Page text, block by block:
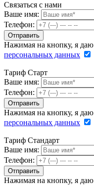
Связаться с нами
Ваше имя:
Телефон:
Нажимая на кнопку, я даю
персональных данных
Тариф Старт
Ваше имя:
Телефон:
Нажимая на кнопку, я даю
персональных данных
Тариф Стандарт
Ваше имя:
Телефон:
Нажимая на кнопку, я даю